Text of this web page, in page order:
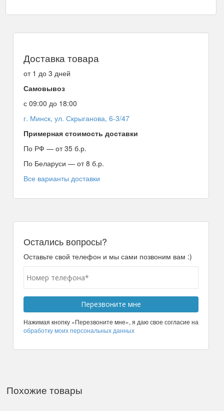
Доставка товара
от 1 до 3 дней
Самовывоз
с 09:00 до 18:00
г. Минск, ул. Скрыганова, 6-3/47
Примерная стоимость доставки
По РФ — от 35 б.р.
По Беларуси — от 8 б.р.
Все варианты доставки
Остались вопросы?
Оставьте свой телефон и мы сами позвоним вам :)
Нажимая кнопку «Перезвоните мне», я даю свое согласие на
обработку моих персональных данных
Похожие товары